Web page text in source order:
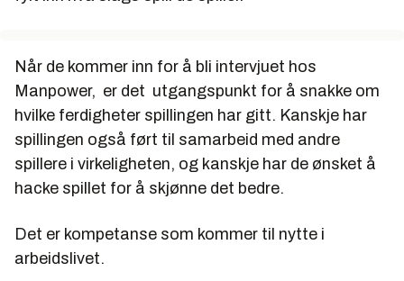
Når de kommer inn for å bli intervjuet hos
Manpower, er det utgangspunkt for å snakke om
hvilke ferdigheter spillingen har gitt. Kanskje har
spillingen også ført til samarbeid med andre
spillere i virkeligheten, og kanskje har de ønsket å
hacke spillet for å skjønne det bedre.
Det er kompetanse som kommer til nytte i
arbeidslivet.